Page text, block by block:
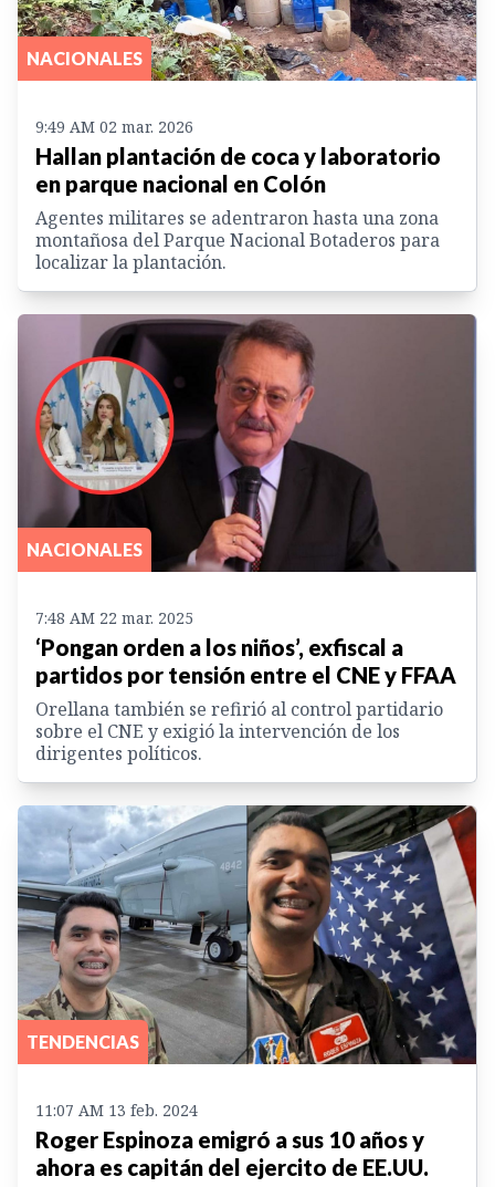
NACIONALES
9:49 AM 02 mar. 2026
Hallan plantación de coca y laboratorio
en parque nacional en Colón
Agentes militares se adentraron hasta una zona
montañosa del Parque Nacional Botaderos para
localizar la plantación.
NACIONALES
7:48 AM 22 mar. 2025
‘Pongan orden a los niños’, exfiscal a
partidos por tensión entre el CNE y FFAA
Orellana también se refirió al control partidario
sobre el CNE y exigió la intervención de los
dirigentes políticos.
TENDENCIAS
11:07 AM 13 feb. 2024
Roger Espinoza emigró a sus 10 años y
ahora es capitán del ejercito de EE.UU.